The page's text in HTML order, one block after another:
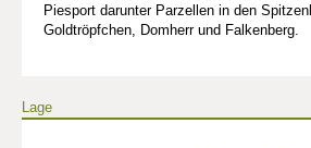
Piesport darunter Parzellen in den
Goldtröpfchen, Domherr und Falkenberg.
Lage